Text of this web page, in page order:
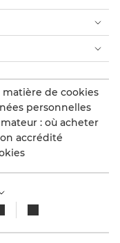
de cookies
personnelles
: où acheter
accrédité